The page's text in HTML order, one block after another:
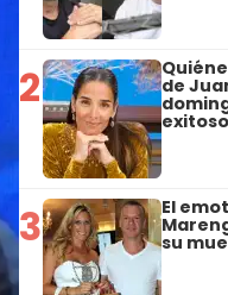
2 de
3 El
su